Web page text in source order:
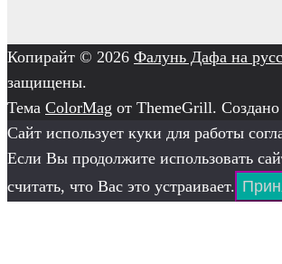
Копирайт © 2026 Фалунь Дафа на
защищены.
Тема ColorMag от ThemeGrill.
Сайт использует куки для работы
Если Вы продолжите использовать
считать, что Вас это устраивает.